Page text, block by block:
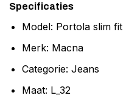
Specificaties
Model: Portola slim fit
Merk: Macna
Categorie: Jeans
Maat: L_32